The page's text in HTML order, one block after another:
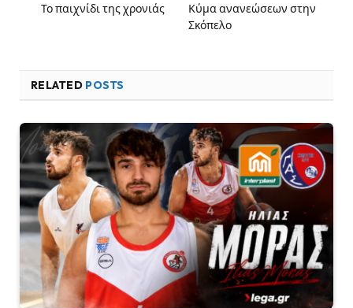
Το παιχνίδι της χρονιάς
Κύμα ανανεώσεων στην
Σκόπελο
RELATED POSTS